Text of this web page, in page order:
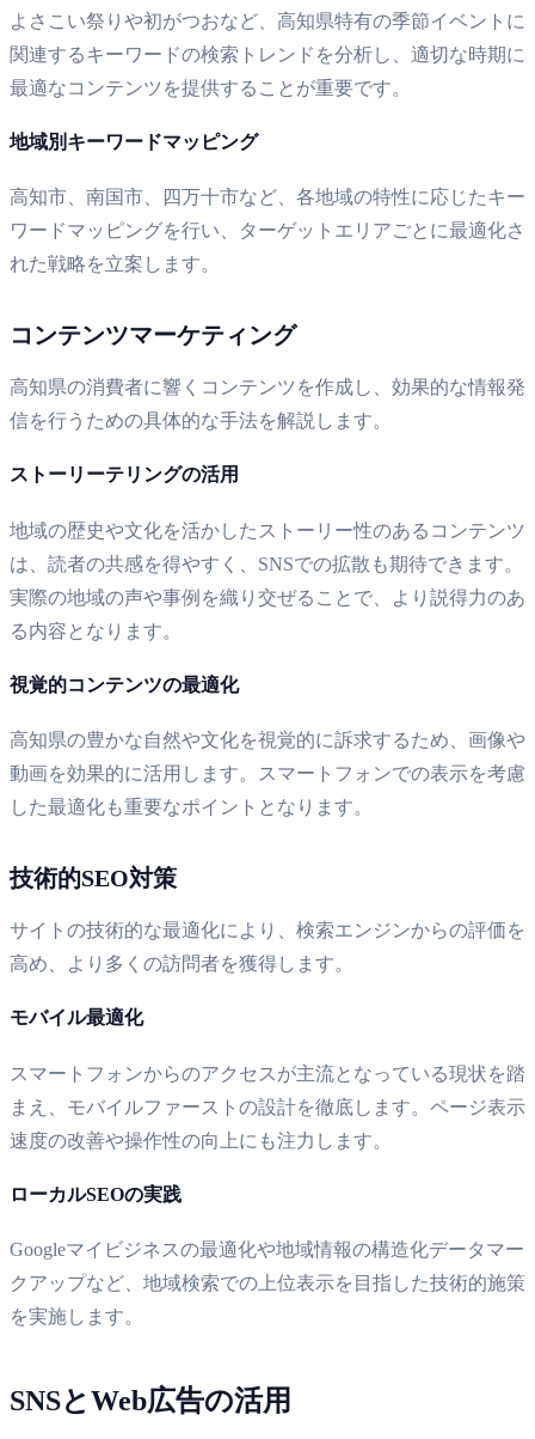
よさこい祭りや初がつおなど、高知県特有の季節イベントに
関連するキーワードの検索トレンドを分析し、適切な時期に
最適なコンテンツを提供することが重要です。
地域別キーワードマッピング
高知市、南国市、四万十市など、各地域の特性に応じたキー
ワードマッピングを行い、ターゲットエリアごとに最適化さ
れた戦略を立案します。
コンテンツマーケティング
高知県の消費者に響くコンテンツを作成し、効果的な情報発
信を行うための具体的な手法を解説します。
ストーリーテリングの活用
地域の歴史や文化を活かしたストーリー性のあるコンテンツ
は、読者の共感を得やすく、SNSでの拡散も期待できます。
実際の地域の声や事例を織り交ぜることで、より説得力のあ
る内容となります。
視覚的コンテンツの最適化
高知県の豊かな自然や文化を視覚的に訴求するため、画像や
動画を効果的に活用します。スマートフォンでの表示を考慮
した最適化も重要なポイントとなります。
技術的SEO対策
サイトの技術的な最適化により、検索エンジンからの評価を
高め、より多くの訪問者を獲得します。
モバイル最適化
スマートフォンからのアクセスが主流となっている現状を踏
まえ、モバイルファーストの設計を徹底します。ページ表示
速度の改善や操作性の向上にも注力します。
ローカルSEOの実践
Googleマイビジネスの最適化や地域情報の構造化データマー
クアップなど、地域検索での上位表示を目指した技術的施策
を実施します。
SNSとWeb広告の活用